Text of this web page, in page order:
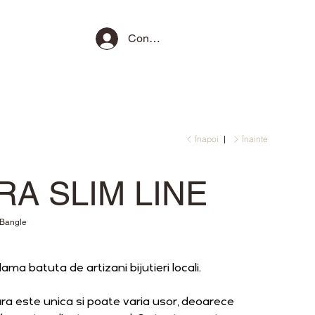
Conectează-te
Înapoi Înainte
SLIM LINE
batuta de artizani bijutieri locali.
este unica si poate varia usor, deoarece